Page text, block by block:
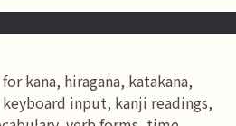
kana, hiragana, katakana,
input, kanji readings,